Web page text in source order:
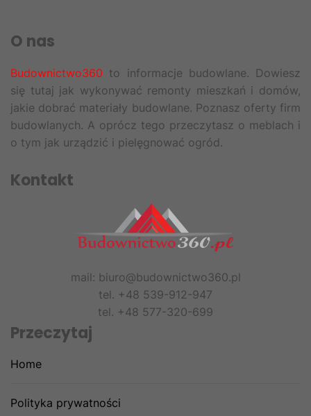
O nas
Budownictwo360 to informacje budowlane. Dowiesz
się tutaj jak wykonywać remonty mieszkań i domów,
jakie dobrać materiały budowlane. Poznasz oferty firm
budowlanych. A oprócz tego przeczytasz o meblach i
o tym jak urządzić i pielęgnować ogród.
Kontakt
mail: biuro@budownictwo360.pl
tel. +48 539-912-947
tel. +48 577-320-699
Przeczytaj
Home
Polityka prywatności